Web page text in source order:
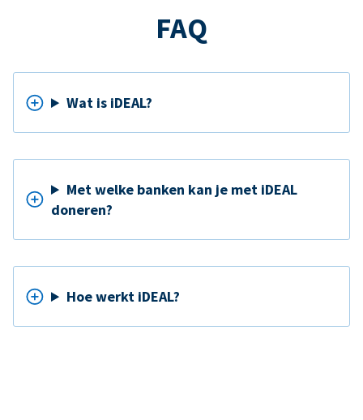
FAQ
Wat is iDEAL?
Met welke banken kan je met iDEAL
doneren?
Hoe werkt iDEAL?